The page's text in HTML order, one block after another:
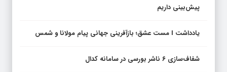
پیش‌بینی داریم
یادداشت I مست عشق؛ بازآفرینی جهانی پیام مولانا و شمس
شفاف‌سازی ۶ ناشر بورسی در سامانه کدال